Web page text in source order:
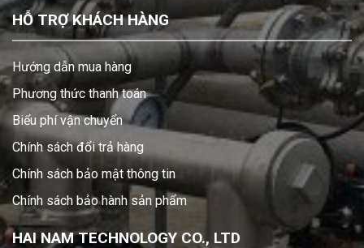
HỖ TRỢ KHÁCH HÀNG
Hướng dẫn mua hàng
Phương thức thanh toán
Biểu phí vận chuyển
Chính sách đổi trả hàng
Chính sách bảo mật thông tin
Chính sách bảo hành sản phẩm
HAI NAM TECHNOLOGY CO., LTD